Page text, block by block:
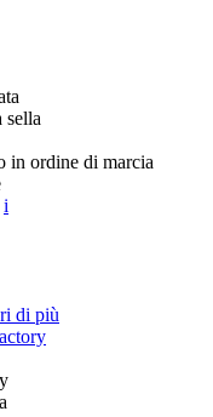
sella
in ordine di marcia
i
di più